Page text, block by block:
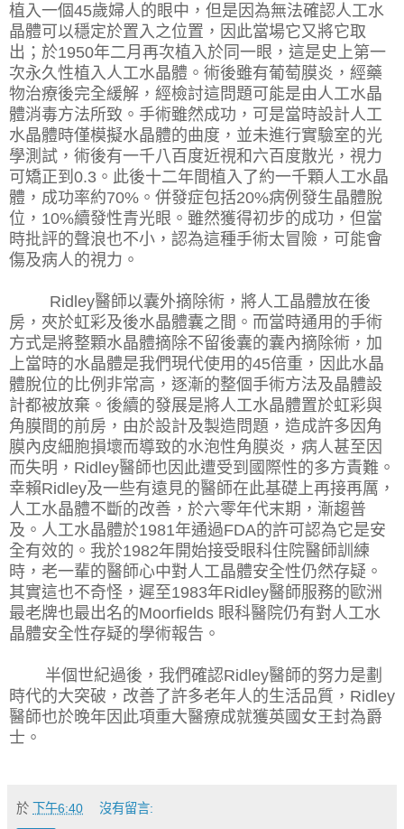
植入一個45歲婦人的眼中，但是因為無法確認人工水
晶體可以穩定於置入之位置，因此當場它又將它取
出；於1950年二月再次植入於同一眼，這是史上第一
次永久性植入人工水晶體。術後雖有葡萄膜炎，經藥
物治療後完全緩解，經檢討這問題可能是由人工水晶
體消毒方法所致。手術雖然成功，可是當時設計人工
水晶體時僅模擬水晶體的曲度，並未進行實驗室的光
學測試，術後有一千八百度近視和六百度散光，視力
可矯正到 0.3 。此後十二年間植入了約一千顆人工水晶
體，成功率約70% 。併發症包括20%病例發生晶體脫
位， 10%續發性青光眼。雖然獲得初步的成功，但當
時批評的聲浪也不小，認為這種手術太冒險，可能會
傷及病人的視力。
Ridley醫師以囊外摘除術，將人工晶體放在後
房，夾於虹彩及後水晶體囊之間。而當時通用的手術
方式是將整顆水晶體摘除不留後囊的囊內摘除術，加
上當時的水晶體是我們現代使用的45倍重，因此水晶
體脫位的比例非常高，逐漸的整個手術方法及晶體設
計都被放棄。後續的發展是將人工水晶體置於虹彩與
角膜間的前房，由於設計及製造問題，造成許多因角
膜內皮細胞損壞而導致的水泡性角膜炎，病人甚至因
而失明， Ridley醫師也因此遭受到國際性的多方責難。
幸賴Ridley及一些有遠見的醫師在此基礎上再接再厲，
人工水晶體不斷的改善，於六零年代末期，漸趨普
及。人工水晶體於1981年通過FDA的許可認為它是安
全有效的。我於1982年開始接受眼科住院醫師訓練
時，老一輩的醫師心中對人工晶體安全性仍然存疑。
其實這也不奇怪，遲至1983年Ridley醫師服務的歐洲
最老牌也最出名的Moorfields 眼科醫院仍有對人工水
晶體安全性存疑的學術報告。
半個世紀過後，我們確認Ridley醫師的努力是劃
時代的大突破，改善了許多老年人的生活品質， Ridley
醫師也於晚年因此項重大醫療成就獲英國女王封為爵
士。
於 下午6:40 沒有留言: